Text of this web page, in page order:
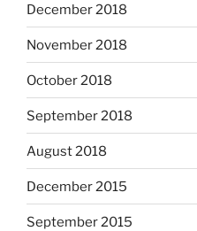
December 2018
November 2018
October 2018
September 2018
August 2018
December 2015
September 2015